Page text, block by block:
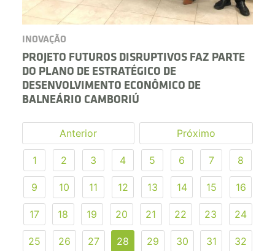
INOVAÇÃO
PROJETO FUTUROS DISRUPTIVOS FAZ PARTE
DO PLANO DE ESTRATÉGICO DE
DESENVOLVIMENTO ECONÔMICO DE
BALNEÁRIO CAMBORIÚ
Anterior Próximo
1 2 3 4 5 6 7 8
9 10 11 12 13 14 15 16
17 18 19 20 21 22 23 24
25 26 27 28 29 30 31 32